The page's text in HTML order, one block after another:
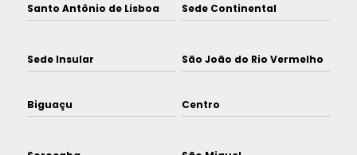
Santo Antônio de Lisboa Sede Continental
Sede Insular São João do Rio Vermelho
Biguaçu Centro